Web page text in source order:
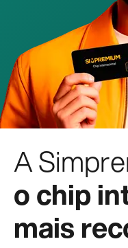
A
o chip
mais